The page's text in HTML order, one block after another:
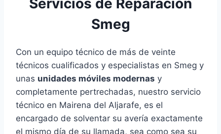
Smeg
Con un equipo técnico de más de veinte
técnicos cualificados y especialistas en Smeg y
unas unidades móviles modernas y
completamente pertrechadas, nuestro servicio
técnico en Mairena del Aljarafe, es el
encargado de solventar su avería exactamente
el mismo día de su llamada, sea como sea su